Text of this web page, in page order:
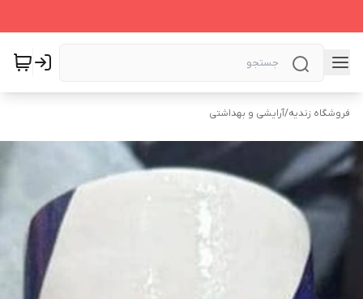
فروشگاه زندیه/آرایشی و بهداشتی